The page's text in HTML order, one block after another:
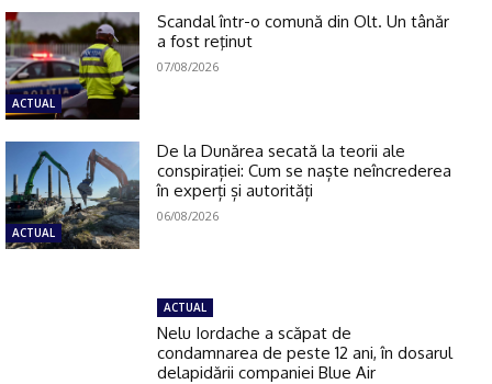
ACTUAL
Scandal într-o comună din Olt. Un tânăr
a fost reţinut
07/08/2026
ACTUAL
De la Dunărea secată la teorii ale
conspirației: Cum se naște neîncrederea
în experți și autorități
06/08/2026
ACTUAL
Nelu Iordache a scăpat de
condamnarea de peste 12 ani, în dosarul
delapidării companiei Blue Air